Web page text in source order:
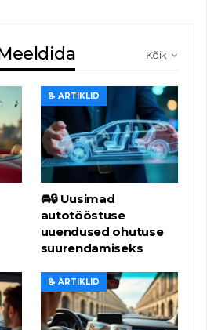
Kõik
📝 ARTIKLID
🚘🔒 Uusimad
autotööstuse
uuendused ohutuse
suurendamiseks
📝 ARTIKLID